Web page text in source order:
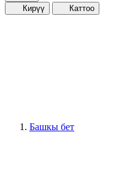
Кирүү Каттоо
Башкы бет